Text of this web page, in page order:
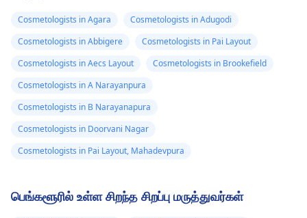
Cosmetologists in Agara
Cosmetologists in Adugodi
Cosmetologists in Abbigere
Cosmetologists in Pai Layout
Cosmetologists in Aecs Layout
Cosmetologists in Brookefield
Cosmetologists in A Narayanpura
Cosmetologists in B Narayanapura
Cosmetologists in Doorvani Nagar
Cosmetologists in Pai Layout, Mahadevpura
பெங்களூரில் உள்ள சிறந்த சிறப்பு மருத்துவர்கள்